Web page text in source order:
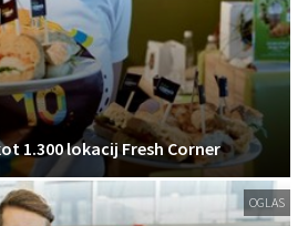
1.300 lokacij Fresh Corner
OGLAS